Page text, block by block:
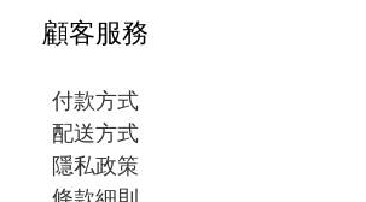
顧客服務
付款方式
配送方式
隱私政策
條款細則